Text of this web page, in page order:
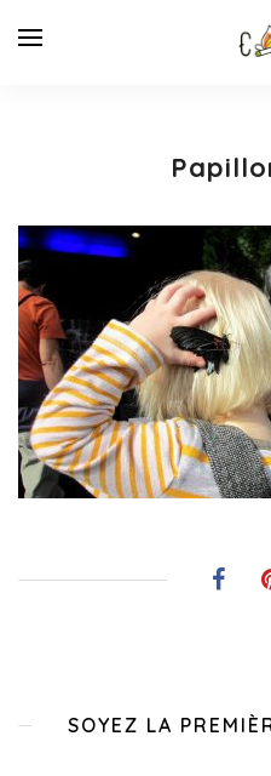
SOYEZ LA